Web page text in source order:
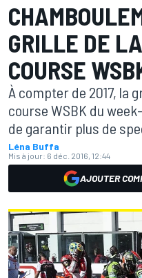
GRILLE DE
COURSE
À compter de 2017, la
course WSBK du
de garantir plus de
Léna Buffa
Mis à jour: 6 déc. 2016, 12:44
AJOUTER